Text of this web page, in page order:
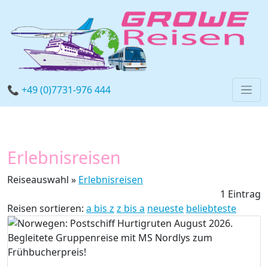
📞 +49 (0)7731-976 444
Erlebnisreisen
Reiseauswahl » Erlebnisreisen
1 Eintrag
Reisen sortieren: a bis z z bis a neueste beliebteste